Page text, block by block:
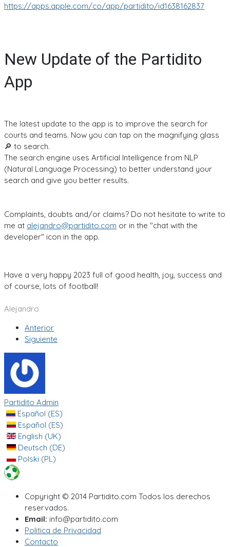
https://apps.apple.com/co/app/partidito/id1638162837
New Update of the Partidito
App
The latest update to the app is to improve the search for
courts and teams. Now you can tap on the magnifying glass
🔎 to search.
The search engine uses Artificial Intelligence from NLP
(Natural Language Processing) to better understand your
search and give you better results.
Complaints, doubts and/or claims? Do not hesitate to write to
me at alejandro@partidito.com or in the "chat with the
developer" icon in the app.
Have a very happy 2023 full of good health, joy, success and
of course, lots of football!
Alejandro
Anterior
Siguiente
Partidito Admin
Español (ES)
Español (ES)
English (UK)
Deutsch (DE)
Polski (PL)
Copyright © 2014 Partidito.com Todos los derechos
reservados.
Email: info@partidito.com
Politica de Privacidad
Contacto